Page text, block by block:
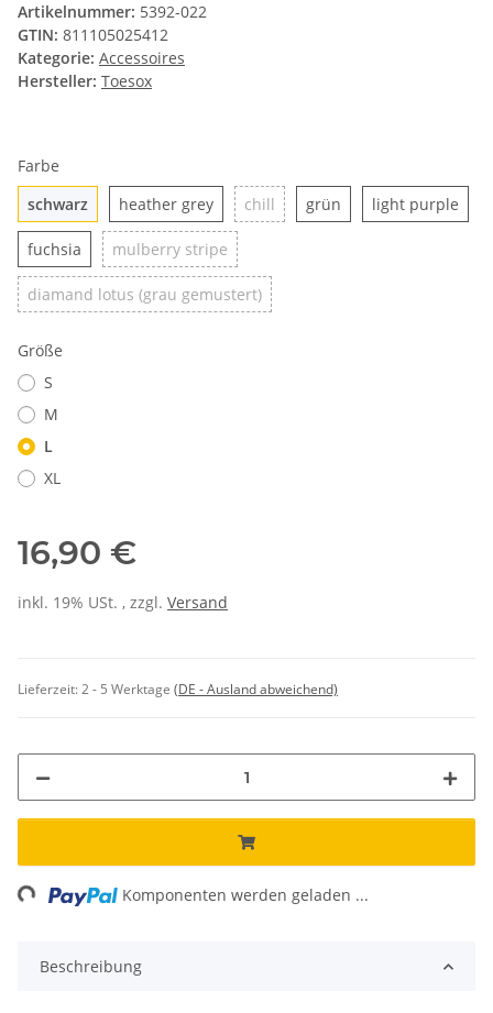
Artikelnummer: 5392-022
GTIN: 811105025412
Kategorie: Accessoires
Hersteller: Toesox
Farbe
schwarz schwarz
heather greyheather grey
chill chill grün grünlight purple
fuchsia fuchsiamulberry stripe mulberry stripe
diamand lotus (grau gemustert)diamand lotus (grau
Größe
S
M
L
XL
16,90 €
inkl. 19% USt. , zzgl. Versand
Lieferzeit:2 - 5 Werktage (DE - Ausland abweichend)
Komponenten werden geladen ...
Beschreibung